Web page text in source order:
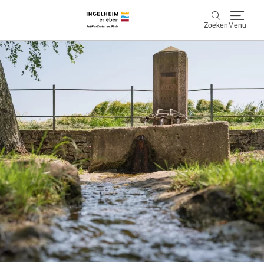
Zoeken Menu
Ontdek & ervaar
Wijn & Plezier
Kaiserpfalz, geschiedenis & cultuur
Plan & Book
Info & service
AccommodatiesBoek ervaringen